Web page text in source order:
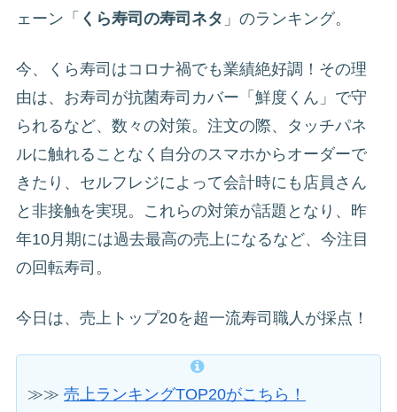
ェーン「 くら寿司の寿司ネタ 」のランキング。
今、くら寿司はコロナ禍でも業績絶好調！その理
由は、お寿司が抗菌寿司カバー「鮮度くん」で守
られるなど、数々の対策。注文の際、タッチパネ
ルに触れることなく自分のスマホからオーダーで
きたり、セルフレジによって会計時にも店員さん
と非接触を実現。これらの対策が話題となり、昨
年10月期には過去最高の売上になるなど、今注目
の回転寿司。
今日は、売上トップ20を超一流寿司職人が採点！
≫≫ 売上ランキングTOP20がこちら！